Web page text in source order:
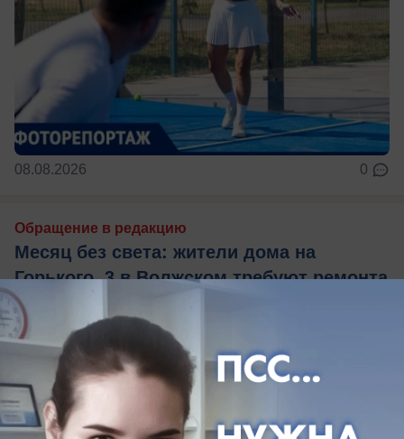
08.08.2026 0
Обращение в редакцию
Месяц без света: жители дома на
Горького, 3 в Волжском требуют ремонта
после пожара
УК не помогает